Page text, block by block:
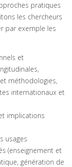
pratiques
les chercheurs
par exemple les
et
méthodologies,
internationaux et
implications
usages
(enseignement et
génération de